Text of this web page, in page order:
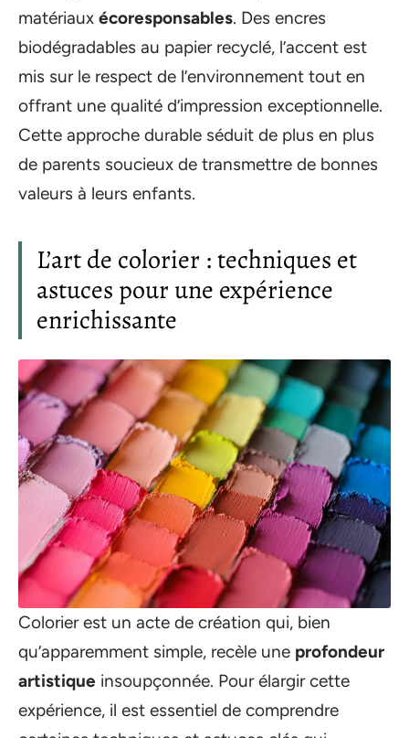
matériaux écoresponsables. Des encres
biodégradables au papier recyclé, l’accent est
mis sur le respect de l’environnement tout en
offrant une qualité d’impression exceptionnelle.
Cette approche durable séduit de plus en plus
de parents soucieux de transmettre de bonnes
valeurs à leurs enfants.
L’art de colorier : techniques et
astuces pour une expérience
enrichissante
Colorier est un acte de création qui, bien
qu’apparemment simple, recèle une profondeur
artistique insoupçonnée. Pour élargir cette
expérience, il est essentiel de comprendre